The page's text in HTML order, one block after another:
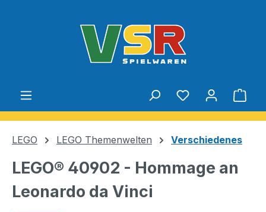
Du hast 0
LEGO LEGO Themenwelten Verschiedenes
LEGO® 40902 - Hommage an
Leonardo da Vinci